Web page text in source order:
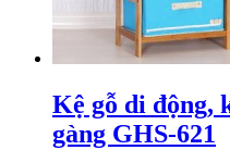
Kệ gỗ di động,
gàng GHS-621